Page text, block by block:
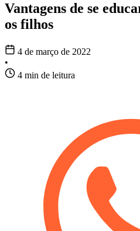
Vantagens de se
os filhos
4 de março de 2022
•
4 min de leitura